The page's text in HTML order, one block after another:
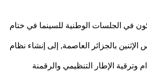
في الجلسات الوطنية للسينما في ختام
الإثنين بالجزائر العاصمة, إلى إنشاء نظام
وترقية الإطار التنظيمي والرقمنة